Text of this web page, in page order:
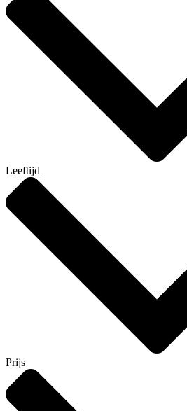
Leeftijd
Prijs